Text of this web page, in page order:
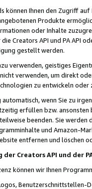
können Ihnen den Zugriff
Produkte
oder Inhalte
Creators API und PA API
gestellt werden.
verwenden, geistiges
verwenden, um direkt
zu entwickeln
wenn Sie zu
erfüllen bzw. ansonsten
beenden. Sie werden
und Amazon-
entfernen und löschen
Creators API und der
können wir Ihnen
Benutzerschnittstellen-